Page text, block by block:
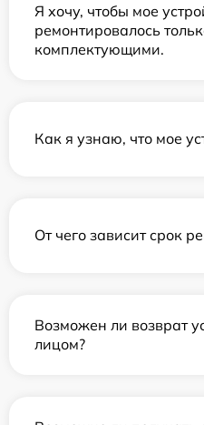
Я хочу, чтобы мое
ремонтировалось
комплектующими.
Как я узнаю, что мое
От чего зависит срок
Возможен ли возврат
лицом?